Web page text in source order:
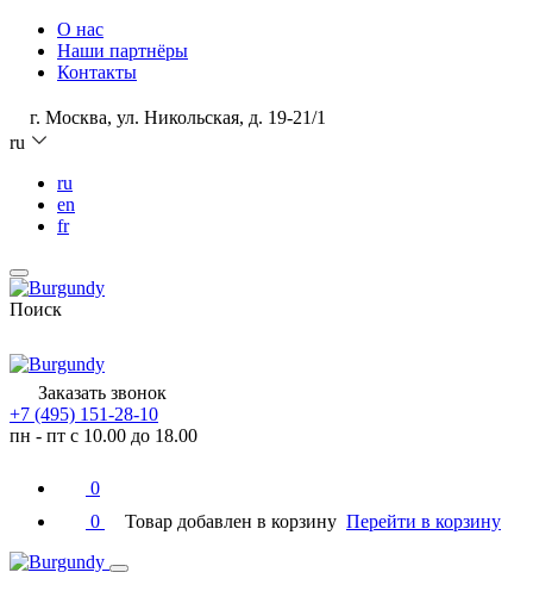
О нас
Наши партнёры
Контакты
г. Москва, ул. Никольская, д. 19-21/1
ru
ru
en
fr
Поиск
Заказать звонок
+7 (495) 151-28-10
пн - пт с 10.00 до 18.00
0
0
Товар добавлен в корзину Перейти в корзину